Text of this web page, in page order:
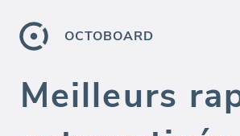
OCTOBOARD
Meilleurs